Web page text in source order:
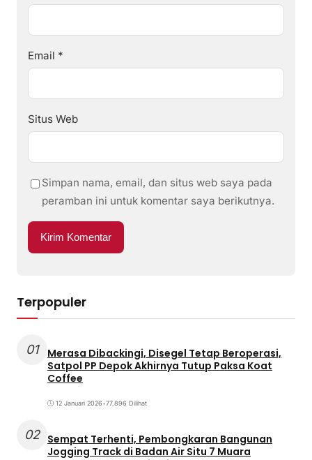
Email *
Situs Web
Simpan nama, email, dan situs web saya pada
peramban ini untuk komentar saya berikutnya.
Terpopuler
01
Merasa Dibackingi, Disegel Tetap Beroperasi,
Satpol PP Depok Akhirnya Tutup Paksa Koat
Coffee
12 Januari 2026•77.896 Dilihat
02 Sempat Terhenti, Pembongkaran Bangunan
Jogging Track di Badan Air Situ 7 Muara